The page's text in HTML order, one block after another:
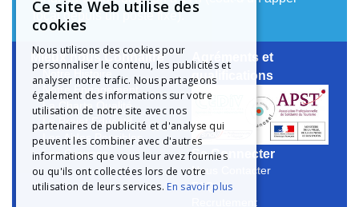
local depuis un poste fixe).
Mieux nous Connaître
Notre Histoire
Notre Engagement
La Charte Qualité
Le Projet Educatif
Les Aides Possibles
Les Groupes
Agréments et
qualifications
Se Connecter
Nous Contacter
FAQ
Recrutement
Ce site Web utilise des
cookies
Nous utilisons des cookies pour
personnaliser le contenu, les publicités et
analyser notre trafic. Nous partageons
également des informations sur votre
utilisation de notre site avec nos
partenaires de publicité et d'analyse qui
peuvent les combiner avec d'autres
informations que vous leur avez fournies
ou qu'ils ont collectées lors de votre
utilisation de leurs services. En savoir plus